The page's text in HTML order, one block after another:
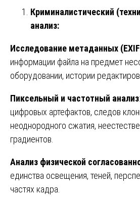
Криминалистический
анализ:
Исследование метаданных
информации файла на предмет
оборудовании, истории
Пиксельный и частотный анализ
цифровых артефактов, следов
неоднородного сжатия,
градиентов.
Анализ физической
единства освещения, теней,
частях кадра.